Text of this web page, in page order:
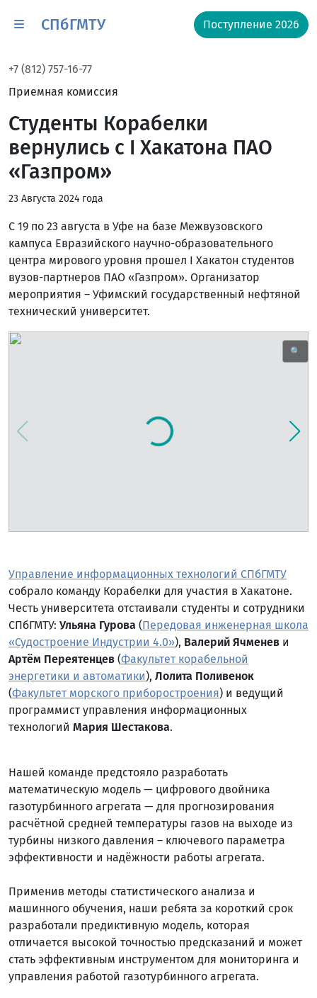
СПбГМТУ Поступление 2026
+7 (812) 757-16-77
Приемная комиссия
Студенты Корабелки
вернулись с I Хакатона ПАО
«Газпром»
23 Августа 2024 года
С 19 по 23 августа в Уфе на базе Межвузовского
кампуса Евразийского научно-образовательного
центра мирового уровня прошел I Хакатон студентов
вузов-партнеров ПАО «Газпром». Организатор
мероприятия – Уфимский государственный нефтяной
технический университет.
🔍
Управление информационных технологий СПбГМТУ
собрало команду Корабелки для участия в Хакатоне.
Честь университета отстаивали студенты и сотрудники
СПбГМТУ: Ульяна Гурова (Передовая инженерная школа
«Судостроение Индустрии 4.0»), Валерий Ячменев и
Артём Переятенцев (Факультет корабельной
энергетики и автоматики), Лолита Поливенок
(Факультет морского приборостроения) и ведущий
программист управления информационных
технологий Мария Шестакова.
Нашей команде предстояло разработать
математическую модель — цифрового двойника
газотурбинного агрегата — для прогнозирования
расчётной средней температуры газов на выходе из
турбины низкого давления – ключевого параметра
эффективности и надёжности работы агрегата.
Применив методы статистического анализа и
машинного обучения, наши ребята за короткий срок
разработали предиктивную модель, которая
отличается высокой точностью предсказаний и может
стать эффективным инструментом для мониторинга и
управления работой газотурбинного агрегата.